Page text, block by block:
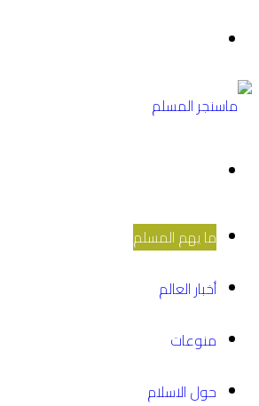
عن
ما يهم المسلم
أخبار العالم
منوعات
حول الاسلام